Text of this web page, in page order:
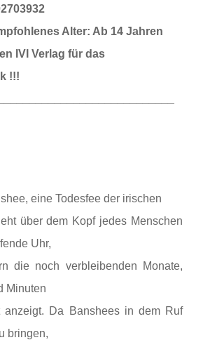
Alter: Ab 14 Jahren
IVI Verlag für das
!!!
eine Todesfee der irischen
über dem Kopf jedes Menschen
Uhr,
die noch verbleibenden Monate,
Minuten
anzeigt. Da Banshees in dem Ruf
bringen,